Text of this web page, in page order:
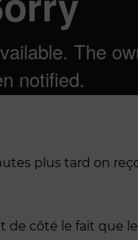
plus tard on
côté le fait que